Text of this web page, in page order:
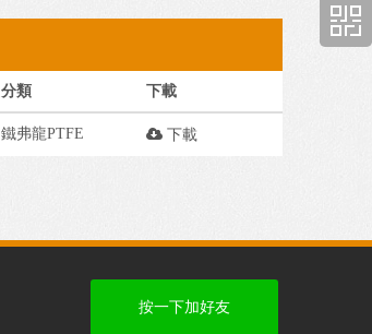
分類 下載
鐵弗龍PTFE 下載
按一下加好友